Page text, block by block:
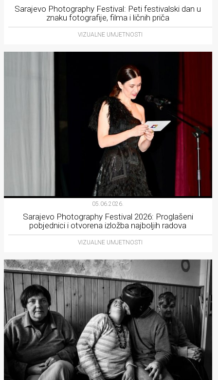
Sarajevo Photography Festival: Peti festivalski dan u
znaku fotografije, filma i ličnih priča
VIZUALNE UMJETNOSTI
05.06.2026.
Sarajevo Photography Festival 2026: Proglašeni
pobjednici i otvorena izložba najboljih radova
VIZUALNE UMJETNOSTI